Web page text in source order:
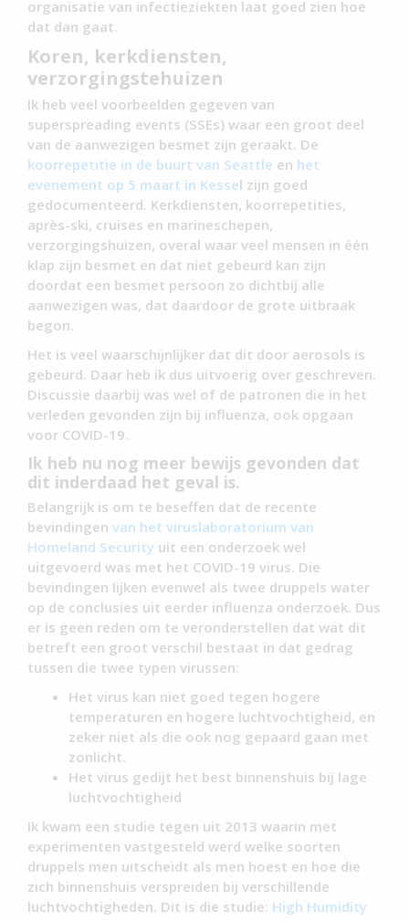
organisatie van infectieziekten laat goed zien hoe
dat dan gaat.
Koren, kerkdiensten,
verzorgingstehuizen
Ik heb veel voorbeelden gegeven van
superspreading events (SSEs) waar een groot deel
van de aanwezigen besmet zijn geraakt. De
koorrepetitie in de buurt van Seattle en het
evenement op 5 maart in Kessel zijn goed
gedocumenteerd. Kerkdiensten, koorrepetities,
après-ski, cruises en marineschepen,
verzorgingshuizen, overal waar veel mensen in één
klap zijn besmet en dat niet gebeurd kan zijn
doordat een besmet persoon zo dichtbij alle
aanwezigen was, dat daardoor de grote uitbraak
begon.
Het is veel waarschijnlijker dat dit door aerosols is
gebeurd. Daar heb ik dus uitvoerig over geschreven.
Discussie daarbij was wel of de patronen die in het
verleden gevonden zijn bij influenza, ook opgaan
voor COVID-19.
Ik heb nu nog meer bewijs gevonden dat
dit inderdaad het geval is.
Belangrijk is om te beseffen dat de recente
bevindingen van het viruslaboratorium van
Homeland Security uit een onderzoek wel
uitgevoerd was met het COVID-19 virus. Die
bevindingen lijken evenwel als twee druppels water
op de conclusies uit eerder influenza onderzoek. Dus
er is geen reden om te veronderstellen dat wat dit
betreft een groot verschil bestaat in dat gedrag
tussen die twee typen virussen:
Het virus kan niet goed tegen hogere
temperaturen en hogere luchtvochtigheid, en
zeker niet als die ook nog gepaard gaan met
zonlicht.
Het virus gedijt het best binnenshuis bij lage
luchtvochtigheid
Ik kwam een studie tegen uit 2013 waarin met
experimenten vastgesteld werd welke soorten
druppels men uitscheidt als men hoest en hoe die
zich binnenshuis verspreiden bij verschillende
luchtvochtigheden. Dit is die studie: High Humidity